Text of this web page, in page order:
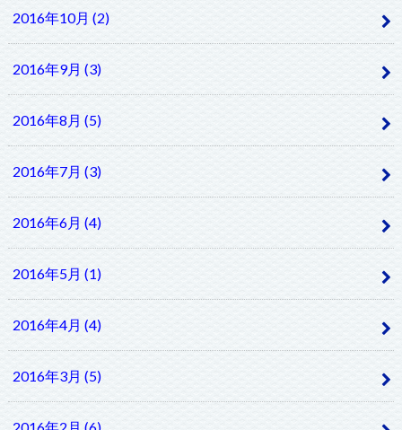
2016年10月 (2)
2016年9月 (3)
2016年8月 (5)
2016年7月 (3)
2016年6月 (4)
2016年5月 (1)
2016年4月 (4)
2016年3月 (5)